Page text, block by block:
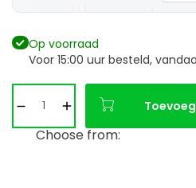
Op voorraad
Voor 15:00 uur besteld,
Choose from: